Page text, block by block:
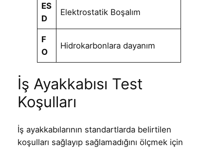
ES
D
Elektrostatik Boşalım
F
O
Hidrokarbonlara dayanım
İş Ayakkabısı Test
Koşulları
İş ayakkabılarının standartlarda belirtilen
koşulları sağlayıp sağlamadığını ölçmek için